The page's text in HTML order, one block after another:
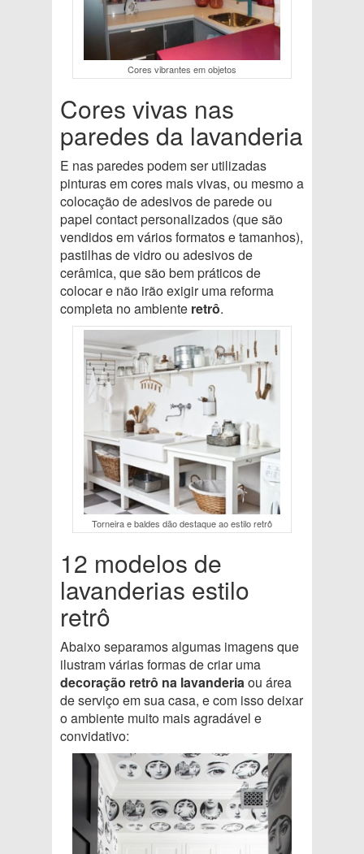
Cores vibrantes em objetos
Cores vivas nas
paredes da lavanderia
E nas paredes podem ser utilizadas
pinturas em cores mais vivas, ou mesmo a
colocação de adesivos de parede ou
papel contact personalizados (que são
vendidos em vários formatos e tamanhos),
pastilhas de vidro ou adesivos de
cerâmica, que são bem práticos de
colocar e não irão exigir uma reforma
completa no ambiente retrô.
Torneira e baldes dão destaque ao estilo retrô
12 modelos de
lavanderias estilo
retrô
Abaixo separamos algumas imagens que
ilustram várias formas de criar uma
decoração retrô na lavanderia ou área
de serviço em sua casa, e com isso deixar
o ambiente muito mais agradável e
convidativo: